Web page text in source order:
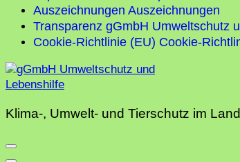
Auszeichnungen Auszeichnungen
Transparenz gGmbH Umweltschutz
Cookie-Richtlinie (EU) Cookie-
Klima-, Umwelt- und Tierschutz im